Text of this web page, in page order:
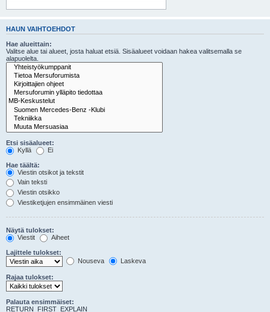
HAUN VAIHTOEHDOT
Hae alueittain:
Valitse alue tai alueet, josta haluat etsiä. Sisäalueet voidaan hakea valitsemalla se
alapuolelta.
Etsi sisäalueet:
Kyllä
Ei
Hae täältä:
Viestin otsikot ja tekstit
Vain teksti
Viestin otsikko
Viestiketjujen ensimmäinen viesti
Näytä tulokset:
Viestit
Aiheet
Lajittele tulokset:
Nouseva
Laskeva
Rajaa tulokset:
Palauta ensimmäiset:
RETURN_FIRST_EXPLAIN